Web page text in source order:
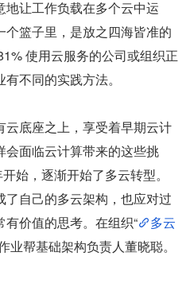
让工作负载在多个云中运
篮子里，是放之四海皆准的
使用云服务的公司或组织正
不同的实践方法。
底座之上，享受着早期云计
面临云计算带来的这些挑
始，逐渐开始了多云转型。
自己的多云架构，也应对过
价值的思考。在组织“
多云
业帮基础架构负责人董晓聪。